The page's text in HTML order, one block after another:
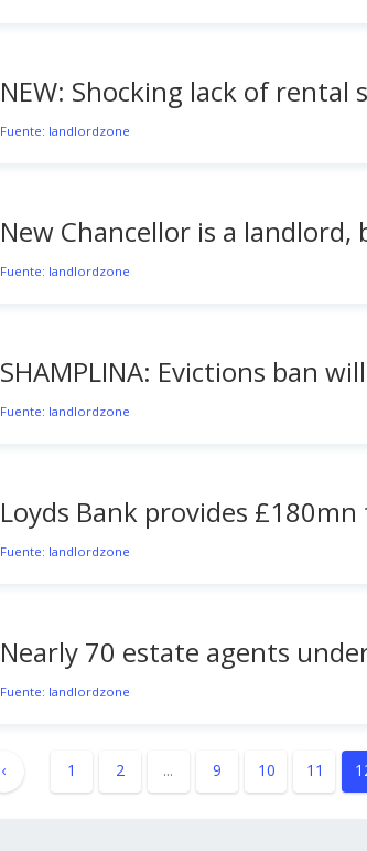
NEW: Shocking lack of rental
Fuente: landlordzone
New Chancellor is a
Fuente: landlordzone
SHAMPLINA: Evictions ban
Fuente: landlordzone
Loyds Bank provides
Fuente: landlordzone
Nearly 70 estate agents
Fuente: landlordzone
‹ 1 2 ... 9 10 11